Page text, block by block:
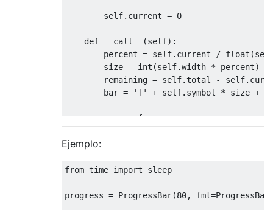
        self
. current = 0
def __call__ (self):
        percent
= self. current / float (
        size
= int (self.width * percent)
        remaining
= self.total - self.
        bar
= '[' + self. symbol * size +
{
'percent':
Ejemplo:
from time import sleep
progress = ProgressBar(80, fmt=ProgressBar